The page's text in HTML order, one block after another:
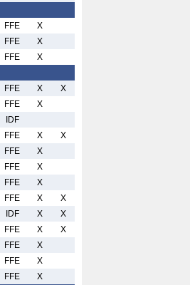
FFE
X
FFE
X
FFE
X
FFE X
X
FFE
X
IDF
FFE X
X
FFE
X
FFE
X
FFE
X
FFE X
X
IDF X
X
FFE X
X
FFE
X
FFE
X
FFE
X